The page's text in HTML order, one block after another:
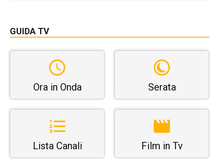
GUIDA TV
Ora in Onda Serata
Lista Canali Film in Tv